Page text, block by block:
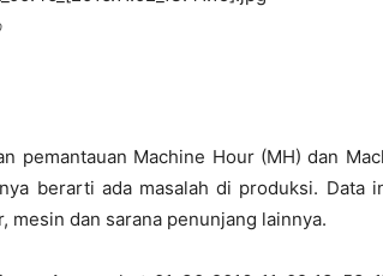
pemantauan Machine Hour (MH) dan
berarti ada masalah di produksi. Data
dan sarana penunjang lainnya.